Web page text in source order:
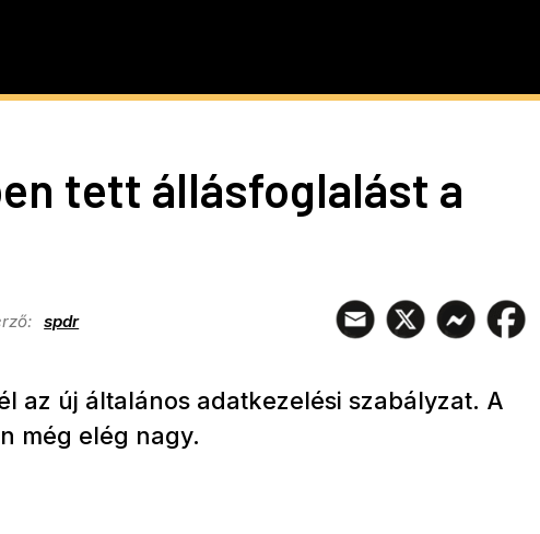
tett állásfoglalást a
spdr
az új általános adatkezelési szabályzat. A
még elég nagy.